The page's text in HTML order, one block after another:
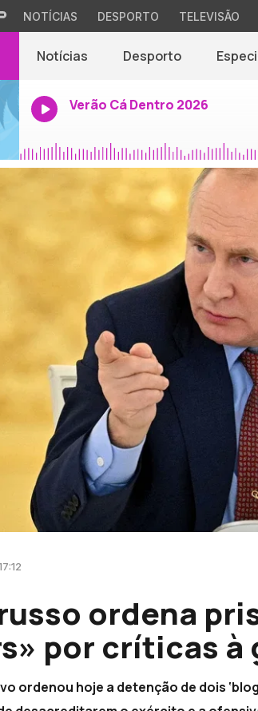
NOTÍCIAS DESPORTO TELEVISÃO
Notícias Desporto
Verão Cá Dentro 2026
ordena
por críticas à
ordenou hoje a detenção de dois